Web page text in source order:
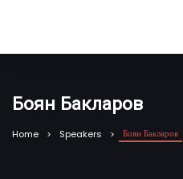
Боян Бакларов
Home Speakers Боян Бакларов